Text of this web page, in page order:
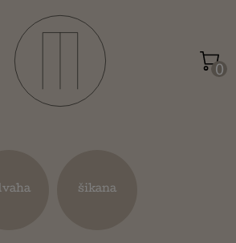
0
šikana